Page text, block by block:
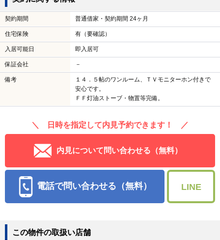
契約期間 普通借家・契約期間 24ヶ月
住宅保険 有（要確認）
入居可能日 即入居可
保証会社 －
備考
１４．５帖のワンルーム、ＴＶモニターホン付きで
安心です。
ＦＦ灯油ストーブ・物置等完備。
＼ 日時を指定して内見予約できます！ ／
内見について問い合わせる（無料）
電話で問い合わせる（無料） LINE
この物件の取扱い店舗